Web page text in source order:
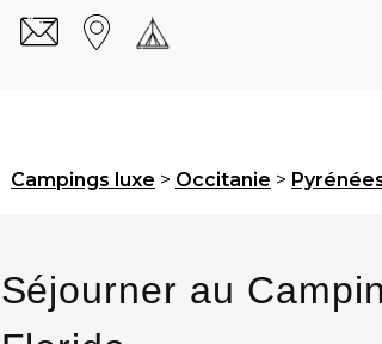
Campings luxe > Occitanie >
Séjourner au